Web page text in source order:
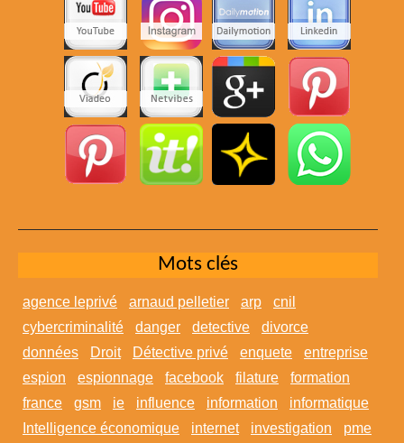
Mots clés
agence leprivé arnaud pelletier arp
cnil
cybercriminalité
danger detective
divorce
données
Droit Détective privé enquete
entreprise
espion
espionnage facebook filature
formation
france
gsm ie influence information
informatique
Intelligence économique
internet investigation pme